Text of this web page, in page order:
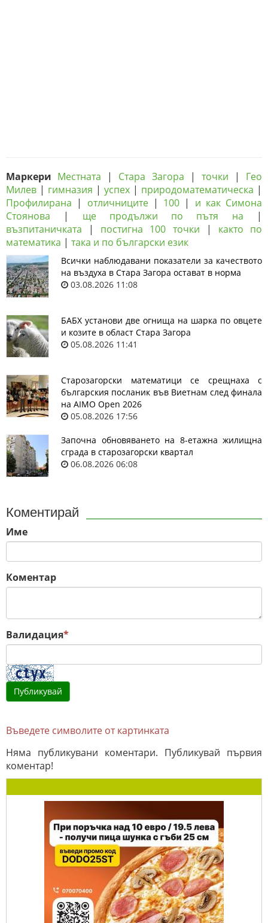
Маркери Местната | Стара Загора | точки | Гео
Милев | гимназия | успех | природоматематическа |
Профилирана | отличниците| 100 | и как Симона
Стоянова | ще продължи по пътя на |
възпитаничката | постигна 100 точки | както по
математика | така и по български език
Всички наблюдавани показатели за качеството
на въздуха в Стара Загора остават в норма
03.08.2026 11:08
БАБХ установи две огнища на шарка по овцете
и козите в област Стара Загора
05.08.2026 11:41
Старозагорски математици се срещнаха с
българския посланик във Виетнам след финала
на AIMO Open 2026
05.08.2026 17:56
Започна обновяването на 8-етажна жилищна
сграда в старозагорски квартал
06.08.2026 06:08
Коментирай
Име
Коментар
Валидация*
Въведете символите от картинката
Няма публикувани коментари. Публикувай първия
коментар!